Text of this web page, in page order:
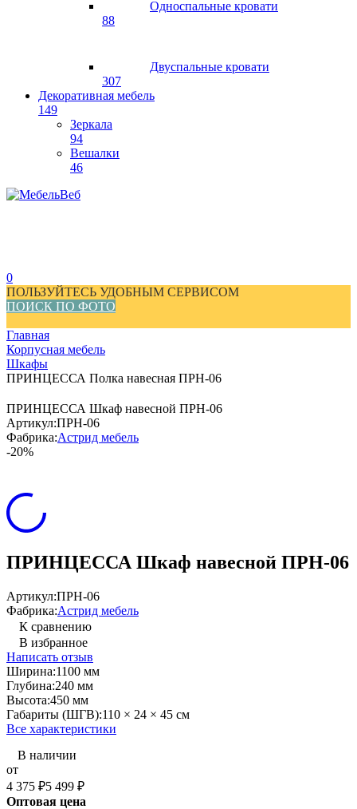
Односпальные кровати
88
Двуспальные кровати
307
Декоративная мебель
149
Зеркала
94
Вешалки
46
0
ПОЛЬЗУЙТЕСЬ УДОБНЫМ СЕРВИСОМ
ПОИСК ПО ФОТО
Главная
Корпусная мебель
Шкафы
ПРИНЦЕССА Полка навесная ПРН-06
ПРИНЦЕССА Шкаф навесной ПРН-06
Артикул:ПРН-06
Фабрика:Астрид мебель
-20%
ПРИНЦЕССА Шкаф навесной ПРН-06
Артикул:ПРН-06
Фабрика:Астрид мебель
К сравнению
В избранное
Написать отзыв
Ширина:1100 мм
Глубина:240 мм
Высота:450 мм
Габариты (ШГВ):110 × 24 × 45 см
Все характеристики
В наличии
от
4 375 ₽5 499 ₽
Оптовая цена